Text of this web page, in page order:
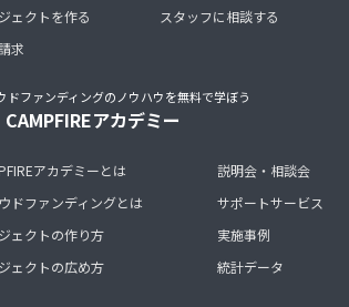
ェクトを作る
求
スタッフに相談する
ドファンディングのノウハウを無料で学ぼう
CAMPFIREアカデミー
アカデミーとは
ドファンディングとは
ェクトの作り方
ェクトの広め方
説明会・相談会
サポートサービス
実施事例
統計データ